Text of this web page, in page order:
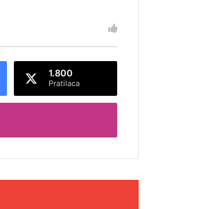
1.800
Pratilaca